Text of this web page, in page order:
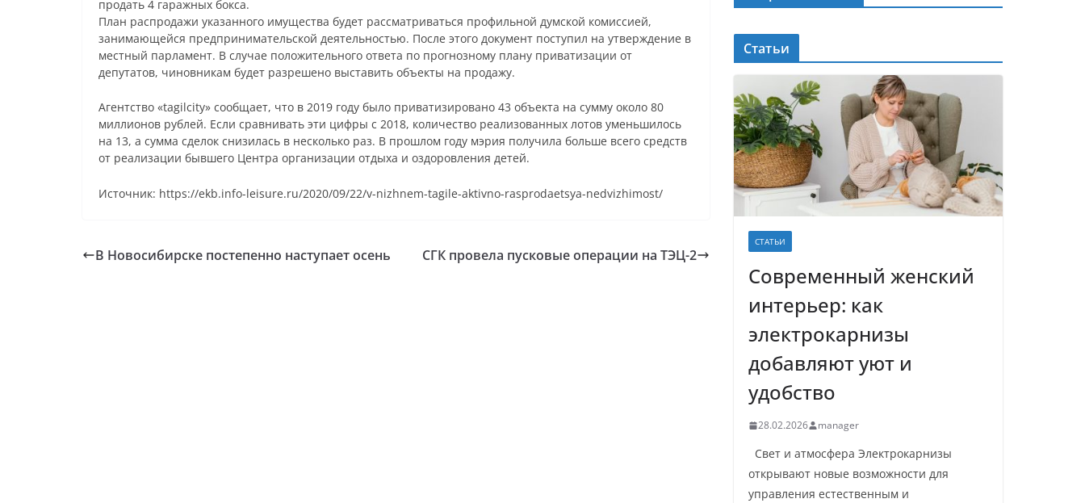
продать 4 гаражных бокса.
План распродажи указанного имущества будет рассматриваться профильной думской комиссией,
занимающейся предпринимательской деятельностью. После этого документ поступил на утверждение в
местный парламент. В случае положительного ответа по прогнозному плану приватизации от
депутатов, чиновникам будет разрешено выставить объекты на продажу.
Агентство «tagilcity» сообщает, что в 2019 году было приватизировано 43 объекта на сумму около 80
миллионов рублей. Если сравнивать эти цифры с 2018, количество реализованных лотов уменьшилось
на 13, а сумма сделок снизилась в несколько раз. В прошлом году мэрия получила больше всего средств
от реализации бывшего Центра организации отдыха и оздоровления детей.
Источник: https://ekb.info-leisure.ru/2020/09/22/v-nizhnem-tagile-aktivno-rasprodaetsya-nedvizhimost/
В Новосибирске постепенно наступает осень СГК провела пусковые операции на ТЭЦ-2
Статьи
СТАТЬИ
Современный женский
интерьер: как
электрокарнизы
добавляют уют и
удобство
28.02.2026 manager
Свет и атмосфера Электрокарнизы
открывают новые возможности для
управления естественным и